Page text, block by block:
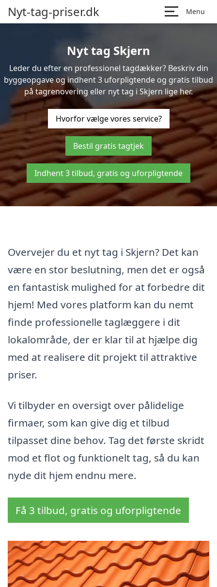
Nyt-tag-priser.dk Menu
Nyt tag Skjern
Leder du efter en professionel tagdækker? Beskriv din
byggeopgave og indhent 3 uforpligtende og gratis tilbud
på tagrenovering eller nyt tag i Skjern lige her.
Hvorfor vælge vores service?
Bestil gratis tagtjek
Indhent 3 tilbud, gratis og uforpligtende
Overvejer du et nyt tag i Skjern? Det kan
være en stor beslutning, men det er også
en fantastisk mulighed for at forbedre dit
hjem! Med vores platform kan du nemt
finde professionelle taglæggere i dit
lokalområde, der er klar til at hjælpe dig
med at realisere dit projekt til attraktive
priser.
Vi tilbyder en oversigt over pålidelige
firmaer, som kan give dig et tilbud
tilpasset dine behov. Tag det første skridt
mod et flot og funktionelt tag, så du kan
nyde dit hjem endnu mere.
Få 3 tilbud, gratis og uforpligtende